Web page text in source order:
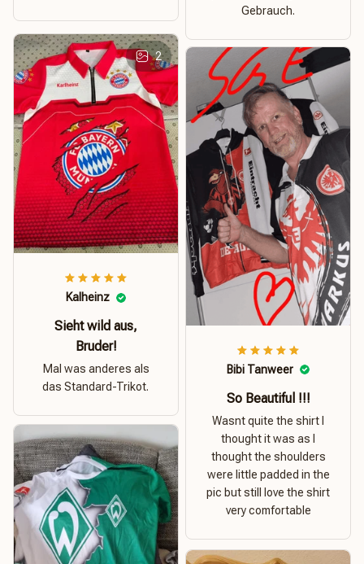
Gebrauch.
2
Kalheinz
Sieht wild aus,
Bruder!
Mal was anderes als
das Standard-Trikot.
Bibi Tanweer
So Beautiful !!!
Wasnt quite the shirt I
thought it was as I
thought the shoulders
were little padded in the
pic but still love the shirt
very comfortable